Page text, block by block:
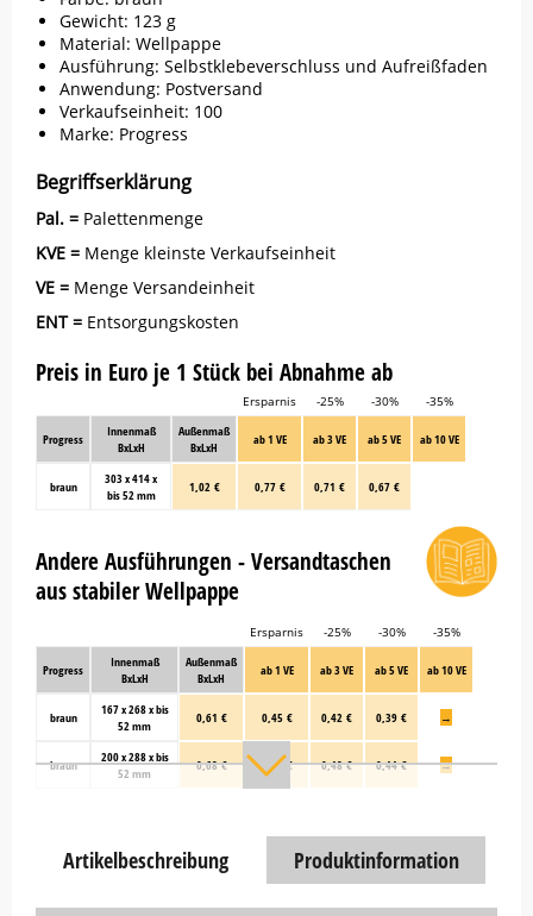
Gewicht: 123 g
Material: Wellpappe
Ausführung: Selbstklebeverschluss und Aufreißfaden
Anwendung: Postversand
Verkaufseinheit: 100
Marke: Progress
Begriffserklärung
Pal. = Palettenmenge
KVE = Menge kleinste Verkaufseinheit
VE = Menge Versandeinheit
ENT = Entsorgungskosten
Preis in Euro je 1 Stück bei Abnahme ab
Ersparnis -25% -30% -35%
Progress
Innenmaß
BxLxH
Außenmaß
BxLxH
ab 1 VE ab 3 VE ab 5 VE ab 10 VE
braun
303 x 414 x
bis 52 mm
1,02 € 0,77 € 0,71 € 0,67 €
Andere Ausführungen - Versandtaschen
aus stabiler Wellpappe
Ersparnis -25% -30% -35%
Progress
Innenmaß
BxLxH
Außenmaß
BxLxH
ab 1 VE ab 3 VE ab 5 VE ab 10 VE
braun
167 x 268 x bis
52 mm
0,61 € 0,45 € 0,42 € 0,39 € →
braun
200 x 288 x bis
52 mm
0,68 € 0,51 € 0,48 € 0,44 € →
Artikelbeschreibung Produktinformation